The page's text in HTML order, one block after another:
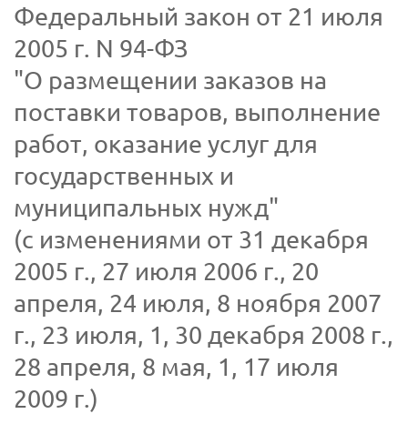
Федеральный закон от 21 июля
2005 г. N 94-ФЗ
"О размещении заказов на
поставки товаров, выполнение
работ, оказание услуг для
государственных и
муниципальных нужд"
(с изменениями от 31 декабря
2005 г., 27 июля 2006 г., 20
апреля, 24 июля, 8 ноября 2007
г., 23 июля, 1, 30 декабря 2008 г.,
28 апреля, 8 мая, 1, 17 июля
2009 г.)